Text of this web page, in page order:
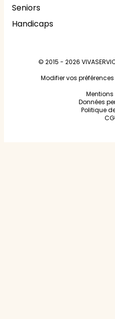
Seniors
Handicaps
© 2015 - 2026
Modifier vos
Données
Politique